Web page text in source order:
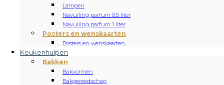
Lampen
Navulling parfum 0.5 liter
Navulling parfum 1 liter
Posters en wenskaarten
Posters en wenskaarten
Keukenhulpen
Bakken
Bakvormen
Bakgereedschap